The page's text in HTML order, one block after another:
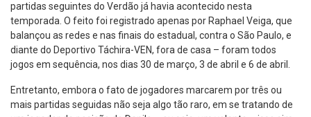
partidas seguintes do Verdão já havia acontecido nesta
temporada. O feito foi registrado apenas por Raphael Veiga, que
balançou as redes e nas finais do estadual, contra o São Paulo, e
diante do Deportivo Táchira-VEN, fora de casa – foram todos
jogos em sequência, nos dias 30 de março, 3 de abril e 6 de abril.
Entretanto, embora o fato de jogadores marcarem por três ou
mais partidas seguidas não seja algo tão raro, em se tratando de